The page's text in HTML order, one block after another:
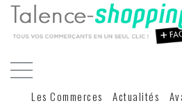
Les Commerces Actualités